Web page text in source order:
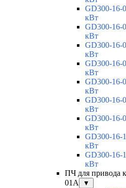
GD300-16-
кВт
GD300-16-
кВт
GD300-16-
кВт
GD300-16-
кВт
GD300-16-
кВт
GD300-16-
кВт
GD300-16-
кВт
GD300-16-
кВт
GD300-16-
кВт
ПЧ для привода
01A
▼